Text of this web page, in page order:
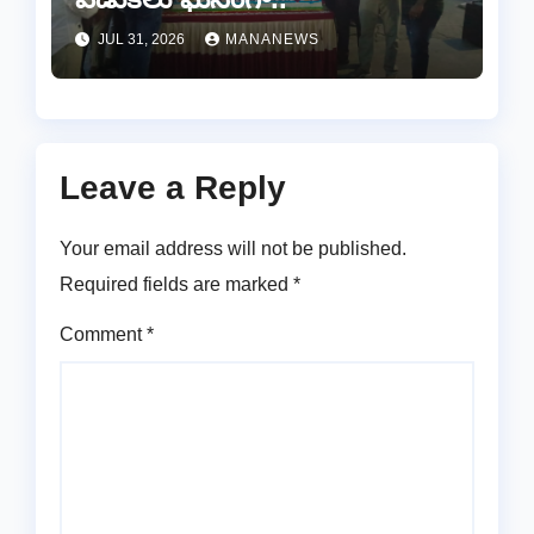
JUL 31, 2026 MANANEWS
Leave a Reply
Your email address will not be published.
Required fields are marked *
Comment*